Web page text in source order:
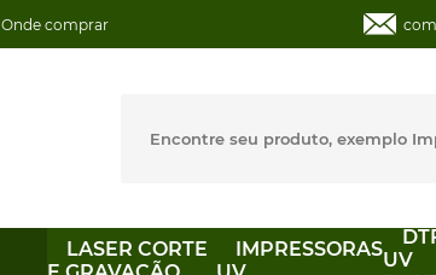
Onde comprar
LASER CORTE
IMPRESSORASUV